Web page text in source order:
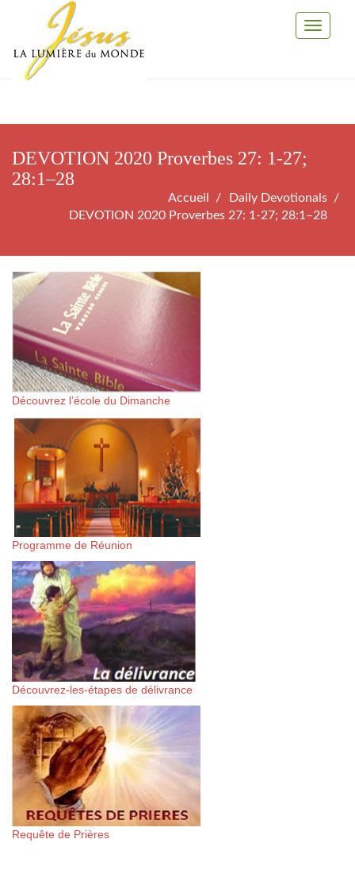
Toggle
DEVOTION 2020 Proverbes 27: 1-27;
28:1–28
Accueil
Daily Devotionals
DEVOTION 2020 Proverbes 27: 1-27; 28:1–28
Découvrez l’école du Dimanche
Programme de Réunion
Découvrez-les-étapes de délivrance
Requête de Prières